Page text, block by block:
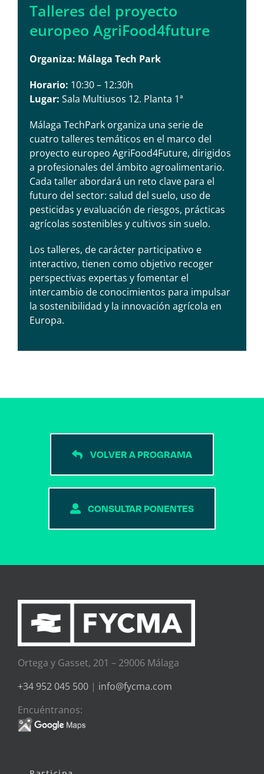
Talleres del proyecto
europeo AgriFood4future
Organiza: Málaga Tech Park
Horario: 10:30 – 12:30h
Lugar: Sala Multiusos 12. Planta 1ª
Málaga TechPark organiza una serie de
cuatro talleres temáticos en el marco del
proyecto europeo AgriFood4Future, dirigidos
a profesionales del ámbito agroalimentario.
Cada taller abordará un reto clave para el
futuro del sector: salud del suelo, uso de
pesticidas y evaluación de riesgos, prácticas
agrícolas sostenibles y cultivos sin suelo.
Los talleres, de carácter participativo e
interactivo, tienen como objetivo recoger
perspectivas expertas y fomentar el
intercambio de conocimientos para impulsar
la sostenibilidad y la innovación agrícola en
Europa.
VOLVER A PROGRAMA
CONSULTAR PONENTES
Ortega y Gasset, 201 – 29006 Málaga
+34 952 045 500 | info@fycma.com
Encuéntranos: